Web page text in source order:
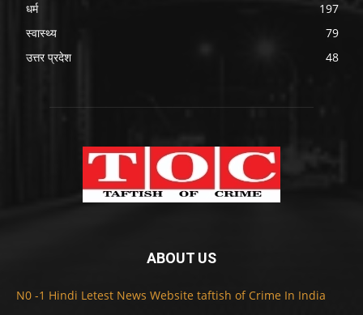
धर्म
197
स्वास्थ्य
79
उत्तर प्रदेश
48
ABOUT US
N0 -1 Hindi Letest News Website taftish of Crime In India